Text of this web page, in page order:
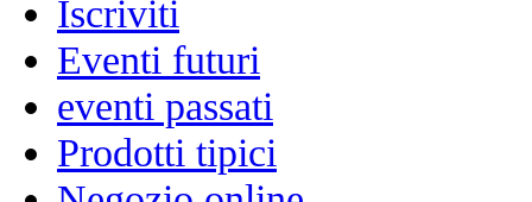
Iscriviti
Eventi futuri
eventi passati
Prodotti tipici